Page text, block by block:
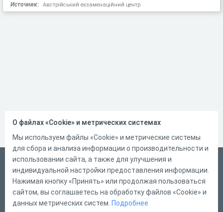
Источник: Австрійський екзаменаційний центр
Русский
Справка
Форма обратной связи
О файлах «Cookie» и метрических системах
Мы используем файлы «Cookie» и метрические системы
для сбора и анализа информации о производительности и
использовании сайта, а также для улучшения и
индивидуальной настройки предоставления информации.
Нажимая кнопку «Принять» или продолжая пользоваться
сайтом, вы соглашаетесь на обработку файлов «Cookie» и
данных метрических систем. Подробнее